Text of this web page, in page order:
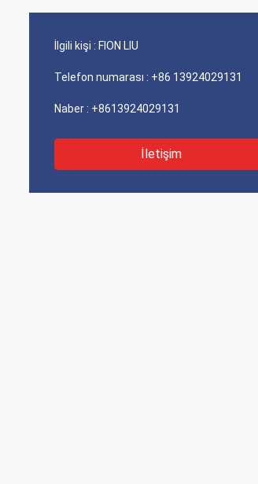
kaliteli görünüyor ve satın almak için
compnay ile iletişime geçecek Daha fazla
İlgili kişi : FION LIU
Telefon numarası : +86 13924029131
Naber : +8613924029131
İletişim